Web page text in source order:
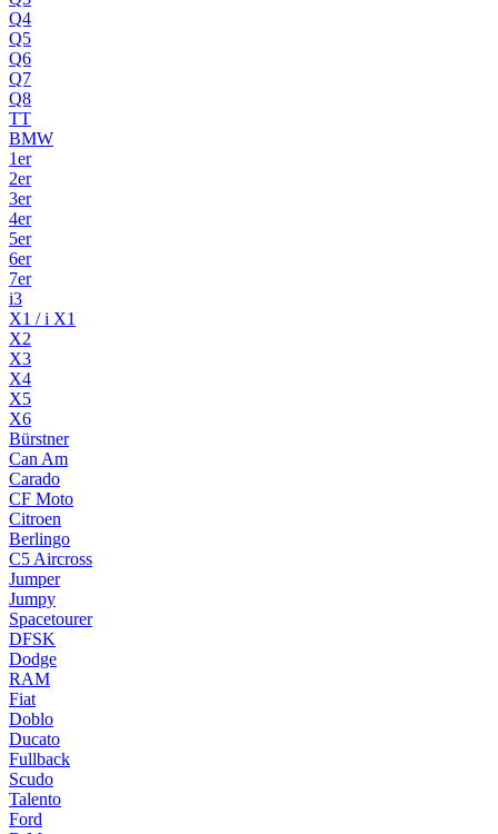
Q4
Q5
Q6
Q7
Q8
TT
BMW
1er
2er
3er
4er
5er
6er
7er
i3
X1 / i X1
X2
X3
X4
X5
X6
Bürstner
Can Am
Carado
CF Moto
Citroen
Berlingo
C5 Aircross
Jumper
Jumpy
Spacetourer
DFSK
Dodge
RAM
Fiat
Doblo
Ducato
Fullback
Scudo
Talento
Ford